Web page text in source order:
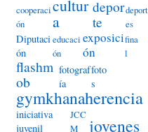
cooperaci
ón
cultur
a
depor
te
deport
es
Diputaci
ón
educaci
ón
exposici
ón
fina
l
flashm
ob
fotograf
ía
foto
s
gymkhanaherencia
iniciativa
juvenil
JCC
M
jovenes